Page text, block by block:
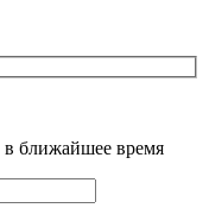
в ближайшее время